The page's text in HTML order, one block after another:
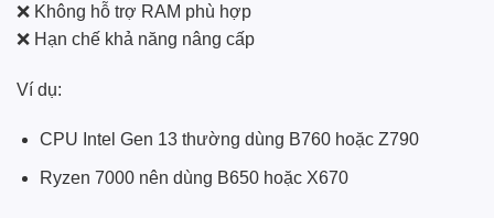
❌ Không hỗ trợ RAM phù hợp
❌ Hạn chế khả năng nâng cấp
Ví dụ:
CPU Intel Gen 13 thường dùng B760 hoặc Z790
Ryzen 7000 nên dùng B650 hoặc X670